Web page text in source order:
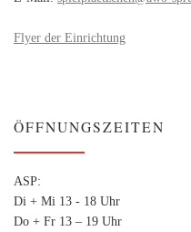
Flyer der Einrichtung
ÖFFNUNGSZEITEN
ASP:
Di + Mi 13 - 18 Uhr
Do + Fr 13 – 19 Uhr